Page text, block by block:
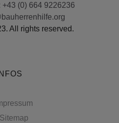
+43 (0) 664 9226236
All rights reserved.
INFOS
Sitemap